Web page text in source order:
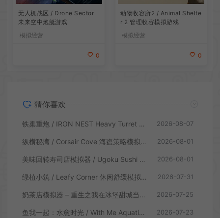
无人机战区 / Drone Sector
未来空中炮艇游戏
模拟经营
0
动物收容所2 / Animal Shelte
r 2 管理收容模拟游戏
模拟经营
0
猜你喜欢
铁巢重炮 / IRON NEST Heavy Turret 柴油朋克重型火炮游戏 2026-08-07
纵横秘湾 / Corsair Cove 海盗策略模拟游戏 2026-08-01
美味回转寿司店模拟器 / Ugoku Sushi Bar 休闲治愈模拟游戏 2026-08-01
绿植小筑 / Leafy Corner 休闲舒缓模拟游戏 2026-07-31
奶茶店模拟器 – 重生之我在冰堡甜城当店长 / Boba Cafe Simulator 模拟经营游戏 2026-07-25
鱼我一起：水愈时光 / With Me Aquatic Time 休闲养鱼游戏 2026-07-23